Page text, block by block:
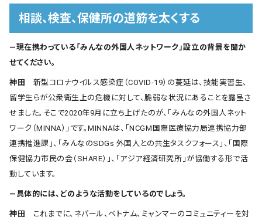
相談、検査、保健所の道筋を太くする
―現在携わっている「みんなの外国人ネットワーク」設立の背景を聞か
せてください。
神田
新型コロナウイルス感染症（COVID-19）の蔓延は、技能実習生、
留学生らが公衆衛生上の危機に対して、脆弱な状況にあることを露呈さ
せました。そこで2020年9月に立ち上げたのが、「みんなの外国人ネット
ワーク（MINNA）」です。MINNAは、「NCGM国際医療協力局連携協力部
連携推進課」、「みんなのSDGs 外国人との共生タスクフォース」、「国際
保健協力市民の会（SHARE）」、「アジア経済研究所」が協働する形で活
動しています。
―具体的には、どのような活動をしているのでしょう。
神田
これまでに、ネパール、ベトナム、ミャンマーのコミュニティーを対